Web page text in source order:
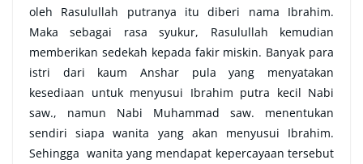
oleh Rasulullah putranya itu diberi nama Ibrahim.
Maka sebagai rasa syukur, Rasulullah kemudian
memberikan sedekah kepada fakir miskin. Banyak para
istri dari kaum Anshar pula yang menyatakan
kesediaan untuk menyusui Ibrahim putra kecil Nabi
saw., namun Nabi Muhammad saw. menentukan
sendiri siapa wanita yang akan menyusui Ibrahim.
Sehingga wanita yang mendapat kepercayaan tersebut